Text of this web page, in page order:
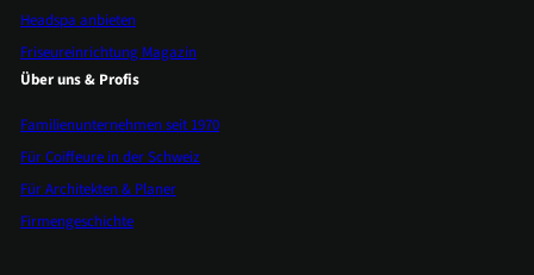
Headspa anbieten
Friseureinrichtung Magazin
Über uns & Profis
Familienunternehmen seit 1970
Für Coiffeure in der Schweiz
Für Architekten & Planer
Firmengeschichte